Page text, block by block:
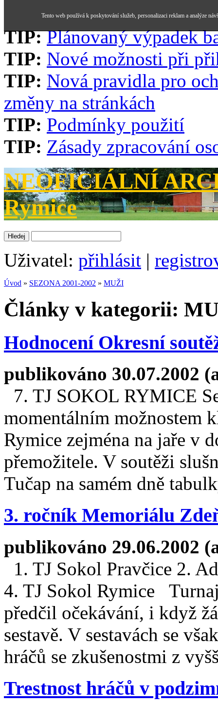
TIP: Plánovaný výpadek
TIP: Nové možnosti při
TIP: Nová pravidla pro
změny na stránkách
TIP: Podmínky použití
TIP: Zásady zpracování
NEOFICIÁLNÍ
Rymice
Uživatel: přihlásit |
Úvod » SEZONA 2001-2002 » MUŽI
Články v kategorii:
Hodnocení Okresní
publikováno 30.07.2002
7. TJ SOKOL RYMICE
momentálním možnostem
Rymice zejména na jaře v
přemožitele. V soutěži
Tučap na samém dně
3. ročník Memoriálu
publikováno 29.06.2002
1. TJ Sokol Pravčice 2.
4. TJ Sokol Rymice
předčil očekávání, i když
sestavě. V sestavách se
hráčů se zkušenostmi z
Trestnost hráčů v
Tento web používá k poskytování služeb, personalizaci reklam a analýze